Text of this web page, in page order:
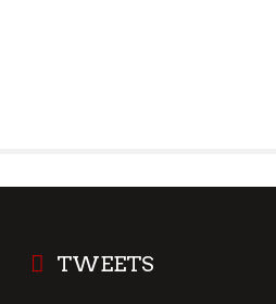
TWEETS